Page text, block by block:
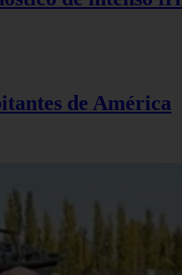
de América